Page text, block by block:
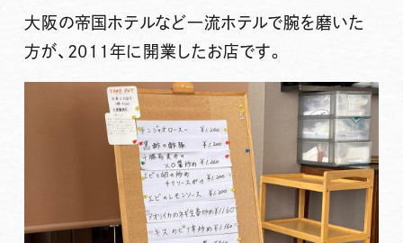
大阪の帝国ホテルなど一流ホテルで腕を磨いた
方が、2011年に開業したお店です。